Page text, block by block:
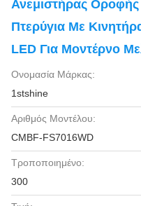
Ανεμιστήρας
Πτερύγια Με
LED Για Μοντέρνο
Ονομασία Μάρκας:
1stshine
Αριθμός Μοντέλου:
CMBF-FS7016WD
Τροποποιημένο:
300